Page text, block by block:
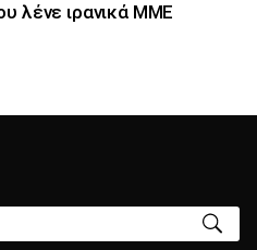
λένε ιρανικά ΜΜΕ